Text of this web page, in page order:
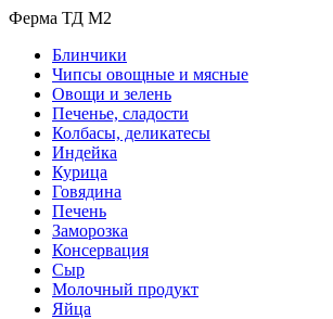
Ферма ТД М2
Блинчики
Чипсы овощные и мясные
Овощи и зелень
Печенье, сладости
Колбасы, деликатесы
Индейка
Курица
Говядина
Печень
Заморозка
Консервация
Сыр
Молочный продукт
Яйца